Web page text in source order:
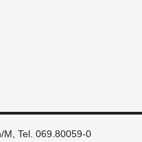
Tel. 069.80059-0